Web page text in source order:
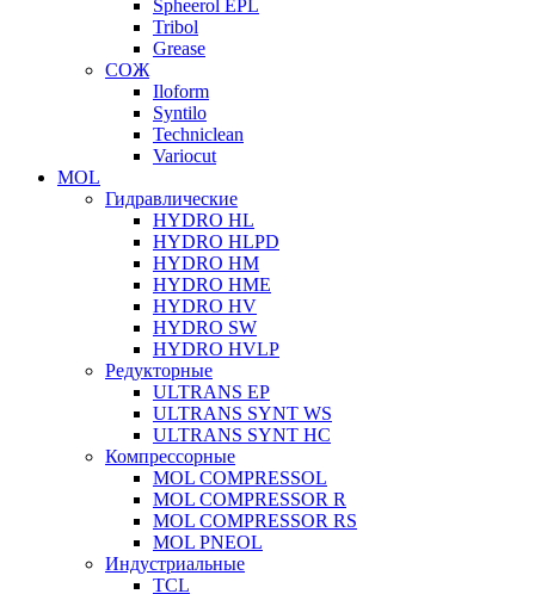
Spheerol EPL
Tribol
Grease
СОЖ
Iloform
Syntilo
Techniclean
Variocut
MOL
Гидравлические
HYDRO HL
HYDRO HLPD
HYDRO HM
HYDRO HME
HYDRO HV
HYDRO SW
HYDRO HVLP
Редукторные
ULTRANS EP
ULTRANS SYNT WS
ULTRANS SYNT HC
Компрессорные
MOL COMPRESSOL
MOL COMPRESSOR R
MOL COMPRESSOR RS
MOL PNEOL
Индустриальные
TCL